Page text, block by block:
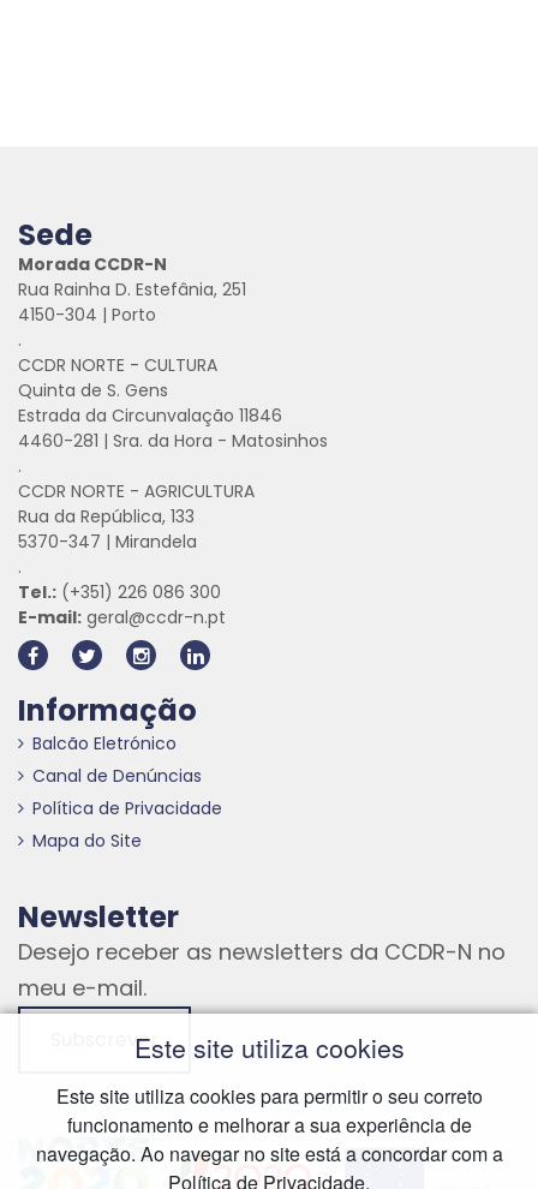
Sede
Morada CCDR-N
Rua Rainha D. Estefânia, 251
4150-304 | Porto
.
CCDR NORTE - CULTURA
Quinta de S. Gens
Estrada da Circunvalação 11846
4460-281 | Sra. da Hora - Matosinhos
.
CCDR NORTE - AGRICULTURA
Rua da República, 133
5370-347 | Mirandela
.
Tel.: (+351) 226 086 300
E-mail: geral@ccdr-n.pt
Informação
Balcão Eletrónico
Canal de Denúncias
Política de Privacidade
Mapa do Site
Newsletter
Desejo receber as newsletters da CCDR-N no
meu e-mail.
Subscrever
Hiperligação externaHiperligação externaHiperligação externa
Este site utiliza cookies
Este site utiliza cookies para permitir o seu correto
funcionamento e melhorar a sua experiência de
navegação. Ao navegar no site está a concordar com a
Política de Privacidade.